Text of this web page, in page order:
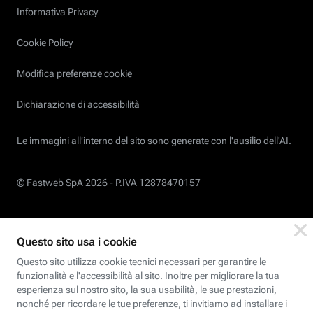
Informativa Privacy
Cookie Policy
Modifica preferenze cookie
Dichiarazione di accessibilità
Le immagini all’interno del sito sono generate con l'ausilio dell'AI.
© Fastweb SpA 2026 - P.IVA 12878470157